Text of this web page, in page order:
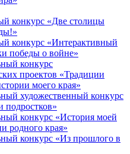
конкурс «Две столицы
конкурс «Интерактивный
победы о войне»
конкурс
проектов «Традиции
моего края»
художественный конкурс
подростков»
конкурс «История моей
родного края»
конкурс «Из прошлого в